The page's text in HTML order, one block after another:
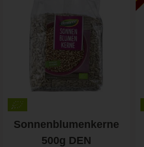
Sonnenblumenkerne
500g DEN